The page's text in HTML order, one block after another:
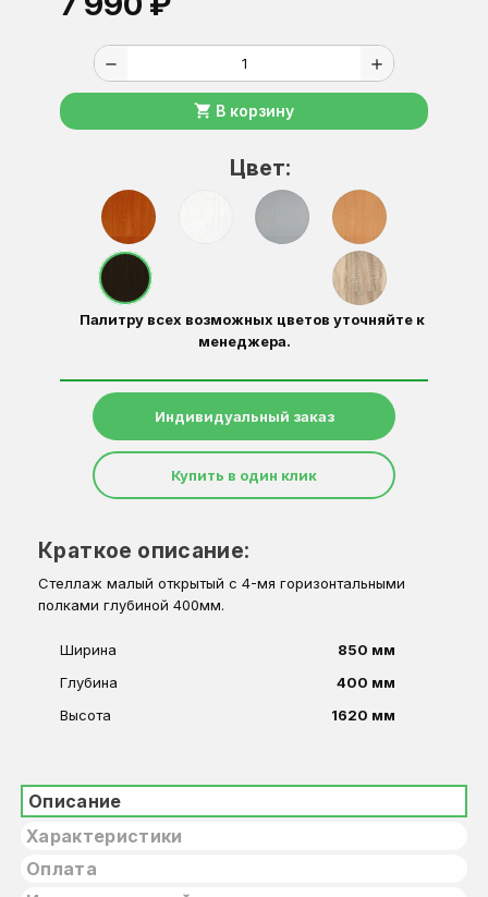
remove add
shopping_cart В корзину
Цвет:
Палитру всех возможных цветов уточняйте к
менеджера.
Индивидуальный заказ
Купить в один клик
Краткое описание:
Стеллаж малый открытый с 4-мя горизонтальными
полками глубиной 400мм.
Ширина
850 мм
Глубина
400 мм
Высота
1620 мм
Описание
Характеристики
Оплата